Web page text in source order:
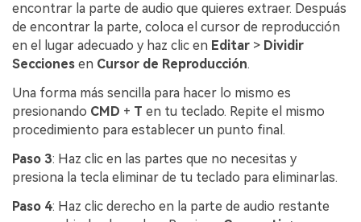
encontrar la parte de audio que quieres extraer. Despuás
de encontrar la parte, coloca el cursor de reproducción
en el lugar adecuado y haz clic en Editar > Dividir
Secciones en Cursor de Reproducción.
Una forma más sencilla para hacer lo mismo es
presionando CMD + T en tu teclado. Repite el mismo
procedimiento para establecer un punto final.
Paso 3: Haz clic en las partes que no necesitas y
presiona la tecla eliminar de tu teclado para eliminarlas.
Paso 4: Haz clic derecho en la parte de audio restante